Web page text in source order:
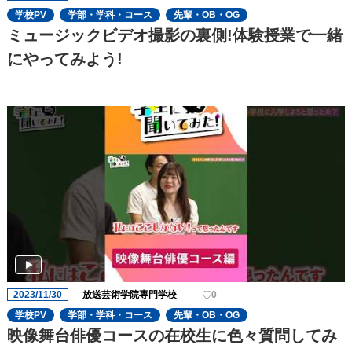
学校PV
学部・学科・コース 先輩・OB・OG
ミュージックビデオ撮影の裏側!体験授業で一緒
にやってみよう!
2023/11/30 放送芸術学院専門学校
0
学校PV
学部・学科・コース 先輩・OB・OG
映像舞台俳優コースの在校生に色々質問してみ